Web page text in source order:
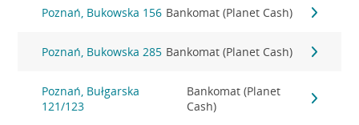
Poznań, Bukowska 156 Bankomat (Planet Cash)
Poznań, Bukowska 285 Bankomat (Planet Cash)
Poznań, Bułgarska
121/123
Bankomat (Planet
Cash)